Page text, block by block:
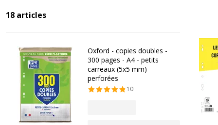
18 articles
Oxford - copies doubles -
300 pages - A4 - petits
carreaux (5x5 mm) -
perforées
10